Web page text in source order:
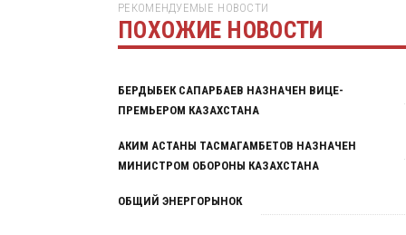
РЕКОМЕНДУЕМЫЕ НОВОСТИ
ПОХОЖИЕ НОВОСТИ
БЕРДЫБЕК САПАРБАЕВ НАЗНАЧЕН ВИЦЕ-
ПРЕМЬЕРОМ КАЗАХСТАНА
АКИМ АСТАНЫ ТАСМАГАМБЕТОВ НАЗНАЧЕН
МИНИСТРОМ ОБОРОНЫ КАЗАХСТАНА
ОБЩИЙ ЭНЕРГОРЫНОК